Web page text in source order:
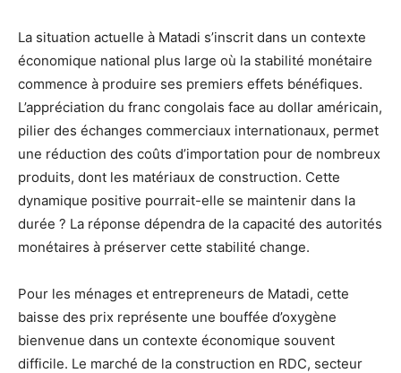
La situation actuelle à Matadi s’inscrit dans un contexte
économique national plus large où la stabilité monétaire
commence à produire ses premiers effets bénéfiques.
L’appréciation du franc congolais face au dollar américain,
pilier des échanges commerciaux internationaux, permet
une réduction des coûts d’importation pour de nombreux
produits, dont les matériaux de construction. Cette
dynamique positive pourrait-elle se maintenir dans la
durée ? La réponse dépendra de la capacité des autorités
monétaires à préserver cette stabilité change.
Pour les ménages et entrepreneurs de Matadi, cette
baisse des prix représente une bouffée d’oxygène
bienvenue dans un contexte économique souvent
difficile. Le marché de la construction en RDC, secteur